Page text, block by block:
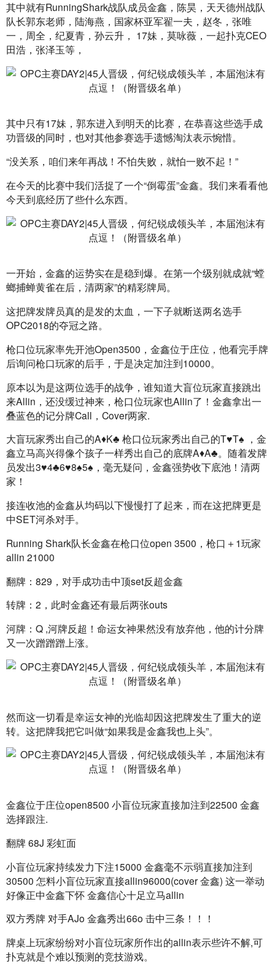
其中就有RunningShark战队成员金鑫，陈昊，天天德州战队
队长郭东老师，陆海燕，国家杯亚军翟一夫，赵冬，张唯
一，周全，纪夏青，孙云升， 17妹，莫咏薇，一起扑克CEO
田浩，张泽玉等，
其中只有17妹，郭东进入到明天的比赛，在恭喜这些选手成
功晋级的同时，也对其他参赛选手遗憾淘汰表示惋惜。
“没关系，咱们来年再战！不怕失败，就怕一败不起！”
在今天的比赛中我们活捉了一个“倒霉蛋”金鑫。我们来看看他
今天到底经历了些什么东西。
一开始，金鑫的运势实在是稳到爆。在第一个级别就成就“螳
螂捕蝉黄雀在后，清两家”的精彩牌局。
这把牌发牌员真的是发的太血，一下子就断送两名选手
OPC2018的夺冠之路。
枪口位玩家率先开池Open3500，金鑫位于庄位，他看完手牌
后询问枪口玩家的后手，于是决定加注到10000。
原本以为是这两位选手的战争，谁知道大盲位玩家直接跳出
来Allin，还没缓过神来，枪口位玩家也Allin了！金鑫拿出一
叠蓝色的记分牌Call，Cover两家.
大盲玩家秀出自己的A♦️K♣️ 枪口位玩家秀出自己的T♥️T♠️ ，金
鑫立马高兴得像个孩子一样秀出自己的底牌A♦️A♣️。随着发牌
员发出3♥️4♣️6♥️8♠️5♠️，毫无疑问，金鑫强势收下底池！清两
家！
接连收池的金鑫从均码以下慢慢打了起来，而在这把牌更是
中SET河杀对手。
Running Shark队长金鑫在枪口位open 3500，枪口＋1玩家
allin 21000
翻牌：829，对手成功击中顶set反超金鑫
转牌：2，此时金鑫还有最后两张outs
河牌：Q ,河牌反超！命运女神果然没有放弃他，他的计分牌
又一次蹭蹭蹭上涨。
然而这一切看是幸运女神的光临却因这把牌发生了重大的逆
转。这把牌我把它叫做“如果我是金鑫我也上头”。
金鑫位于庄位open8500 小盲位玩家直接加注到22500 金鑫
选择跟注.
翻牌 68J 彩虹面
小盲位玩家持续发力下注15000 金鑫毫不示弱直接加注到
30500 怎料小盲位玩家直接allin96000(cover 金鑫) 这一举动
好像正中金鑫下怀 金鑫信心十足立马allin
双方秀牌 对手AJo 金鑫秀出66o 击中三条！！！
牌桌上玩家纷纷对小盲位玩家所作出的allin表示些许不解,可
扑克就是个难以预测的竞技游戏。